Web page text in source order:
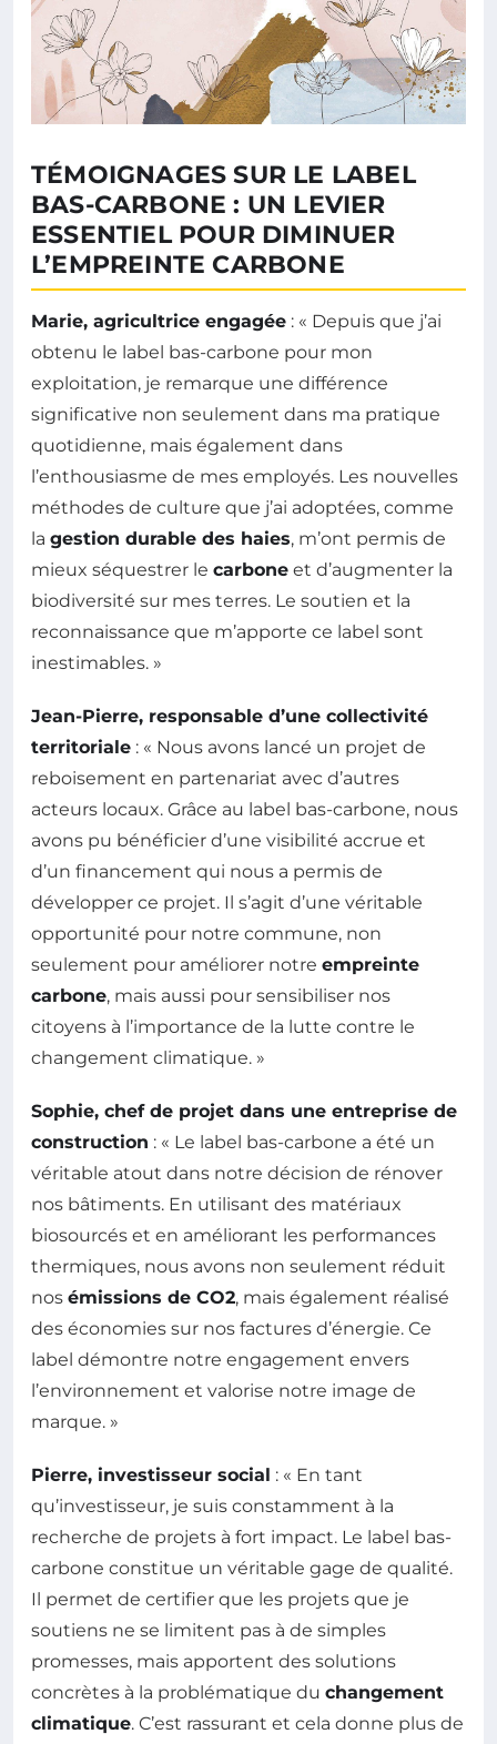
TÉMOIGNAGES SUR LE LABEL
BAS-CARBONE : UN LEVIER
ESSENTIEL POUR DIMINUER
L’EMPREINTE CARBONE
Marie, agricultrice engagée : « Depuis que j’ai
obtenu le label bas-carbone pour mon
exploitation, je remarque une différence
significative non seulement dans ma pratique
quotidienne, mais également dans
l’enthousiasme de mes employés. Les nouvelles
méthodes de culture que j’ai adoptées, comme
la gestion durable des haies, m’ont permis de
mieux séquestrer le carbone et d’augmenter la
biodiversité sur mes terres. Le soutien et la
reconnaissance que m’apporte ce label sont
inestimables. »
Jean-Pierre, responsable d’une collectivité
territoriale : « Nous avons lancé un projet de
reboisement en partenariat avec d’autres
acteurs locaux. Grâce au label bas-carbone, nous
avons pu bénéficier d’une visibilité accrue et
d’un financement qui nous a permis de
développer ce projet. Il s’agit d’une véritable
opportunité pour notre commune, non
seulement pour améliorer notre empreinte
carbone, mais aussi pour sensibiliser nos
citoyens à l’importance de la lutte contre le
changement climatique. »
Sophie, chef de projet dans une entreprise de
construction : « Le label bas-carbone a été un
véritable atout dans notre décision de rénover
nos bâtiments. En utilisant des matériaux
biosourcés et en améliorant les performances
thermiques, nous avons non seulement réduit
nos émissions de CO2, mais également réalisé
des économies sur nos factures d’énergie. Ce
label démontre notre engagement envers
l’environnement et valorise notre image de
marque. »
Pierre, investisseur social : « En tant
qu’investisseur, je suis constamment à la
recherche de projets à fort impact. Le label bas-
carbone constitue un véritable gage de qualité.
Il permet de certifier que les projets que je
soutiens ne se limitent pas à de simples
promesses, mais apportent des solutions
concrètes à la problématique du changement
climatique. C’est rassurant et cela donne plus de